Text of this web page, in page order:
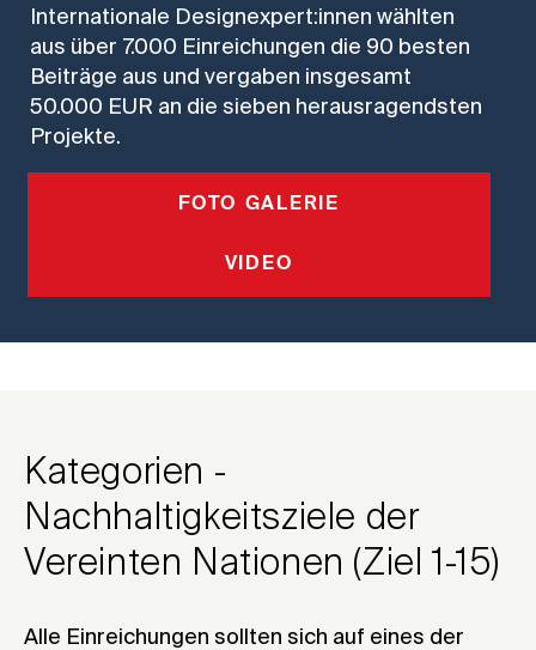
Internationale Designexpert:innen wählten
aus über 7.000 Einreichungen die 90 besten
Beiträge aus und vergaben insgesamt
50.000 EUR an die sieben herausragendsten
Projekte.
FOTO GALERIE
VIDEO
Kategorien -
Nachhaltigkeitsziele der
Vereinten Nationen (Ziel 1-15)
Alle Einreichungen sollten sich auf eines der